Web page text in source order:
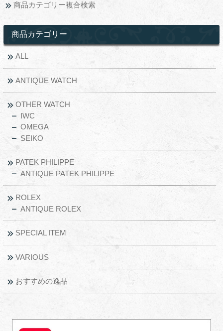
商品カテゴリー複合検索
商品カテゴリー
ALL
ANTIQUE WATCH
OTHER WATCH
IWC
OMEGA
SEIKO
PATEK PHILIPPE
ANTIQUE PATEK PHILIPPE
ROLEX
ANTIQUE ROLEX
SPECIAL ITEM
VARIOUS
おすすめの逸品